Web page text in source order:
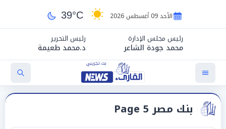
الأحد 09 أغسطس 2026 39°C
رئيس مجلس الإدارة
محمد جودة الشاعر
رئيس التحرير
د.محمد طعيمة
بنك مصر Page 5